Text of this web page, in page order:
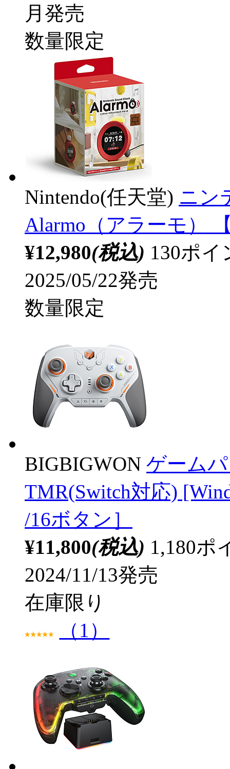
月発売
数量限定
Nintendo(任天堂) ニン
Alarmo（アラーモ）
¥12,980(税込) 130ポ
2025/05/22発売
数量限定
BIGBIGWON ゲーム
TMR(Switch対応)
/16ボタン］
¥11,800(税込) 1,180ポ
2024/11/13発売
在庫限り
（1）